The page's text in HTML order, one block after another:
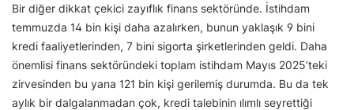
Bir diğer dikkat çekici zayıflık finans sektöründe. İstihdam
temmuzda 14 bin kişi daha azalırken, bunun yaklaşık 9 bini
kredi faaliyetlerinden, 7 bini sigorta şirketlerinden geldi. Daha
önemlisi finans sektöründeki toplam istihdam Mayıs 2025’teki
zirvesinden bu yana 121 bin kişi gerilemiş durumda. Bu da tek
aylık bir dalgalanmadan çok, kredi talebinin ılımlı seyrettiği